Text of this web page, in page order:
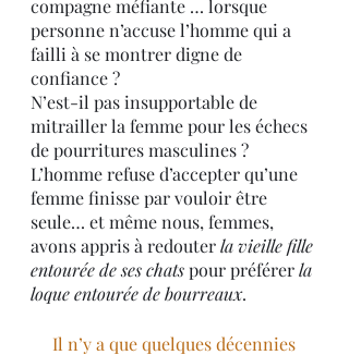
compagne méfiante … lorsque
personne n’accuse l’homme qui a
failli à se montrer digne de
confiance ?
N’est-il pas insupportable de
mitrailler la femme pour les échecs
de pourritures masculines ?
L’homme refuse d’accepter qu’une
femme finisse par vouloir être
seule… et même nous, femmes,
avons appris à redouter la vieille fille
entourée de ses chats pour préférer la
loque entourée de bourreaux.